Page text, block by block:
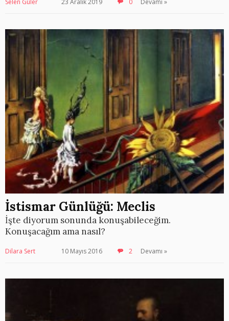
İstismar Günlüğü: Meclis
İşte diyorum sonunda konuşabileceğim.
Konuşacağım ama nasıl?
Dilara Sert 10 Mayıs 2016 2 Devamı »